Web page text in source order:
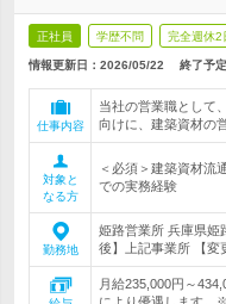
正社員 学歴不問 完全週休2
情報更新日：2026/05/22 終了予定
仕事内容
当社の営業職として
向けに、建築資材の
対象と
なる方
＜必須＞建築資材流
での実務経験
勤務地
姫路営業所 兵庫県姫
後】上記事業所 【変
月給235,000円～